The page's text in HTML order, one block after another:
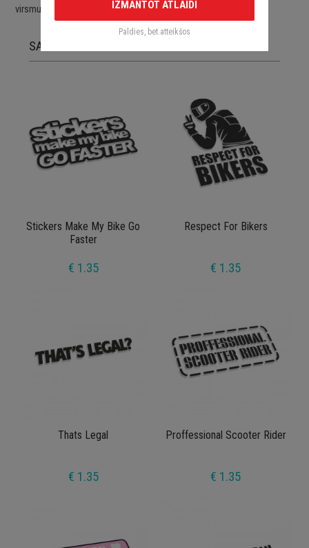
virsmu.
SAISTĪTĀS PRECES
Stickers Make My Bike Go
Faster
€ 1.35
Respect For Bikers
€ 1.35
Thats Legal
€ 1.35
Proffessional Scooter Rider
€ 1.35
IZMANTOT ATLAIDI
Paldies, bet atteikšos